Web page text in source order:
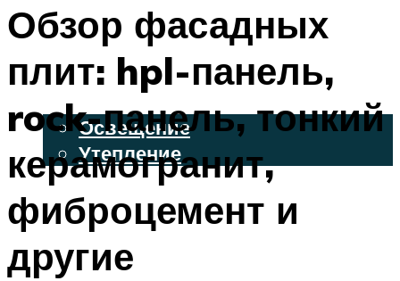
ФАСАДНЫЙ САЙДИНГ
ОСВЕЩЕНИЕ И УТЕПЛЕНИЕ
Освещение
Утепление
ДЕКОР
МЕНЮ
Обзор фасадных
плит: hpl-панель,
rock-панель, тонкий
керамогранит,
фиброцемент и
другие